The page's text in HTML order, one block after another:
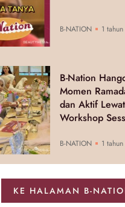
B-NATION 1
B-Nation
Momen
dan Aktif
Workshop
B-NATION 1
KE HALAMAN B-